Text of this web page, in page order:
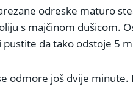
odreske maturo
s majčinom dušicom.
da tako odstoje 5
odmore još dvije